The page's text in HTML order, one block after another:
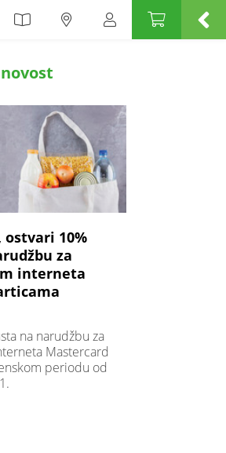
ostvari 10%
za
interneta
na narudžbu za
Mastercard
periodu od